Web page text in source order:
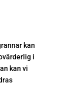
kan
i
kan vi